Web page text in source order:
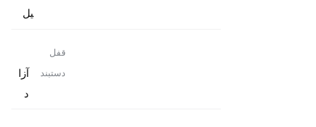
یل
قفل
دستبند
آزا
د